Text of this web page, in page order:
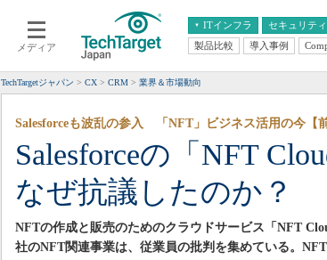
メディア
ITインフラ
クラウド
スマートモバイル
ネットワーク
システム運用管理
セキュリティ
エンタープライズAI
ERP
CX
情報系システム
製品比較 導入事例
TechTargetジャパン CX CRM 業界＆市場動向
Salesforceの「NFT
なぜ抗議したのか？
Salesforceも波乱の参入 「NFT」ビジネス活用の今【前
NFTの作成と販売のためのクラウドサービス「NFT
社のNFT関連事業は、従業員の批判を集めている。NFT